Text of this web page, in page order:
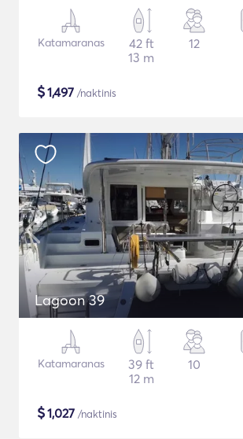
Katamaranas
42 ft
13 m
12
$1,497 /naktinis
Lagoon 39
Katamaranas
39 ft
12 m
10
$1,027 /naktinis